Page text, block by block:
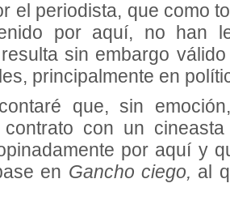
el periodista, que como
por aquí, no han
sin embargo
principalmente en
que, sin
con un
por aquí y
en Gancho ciego, al